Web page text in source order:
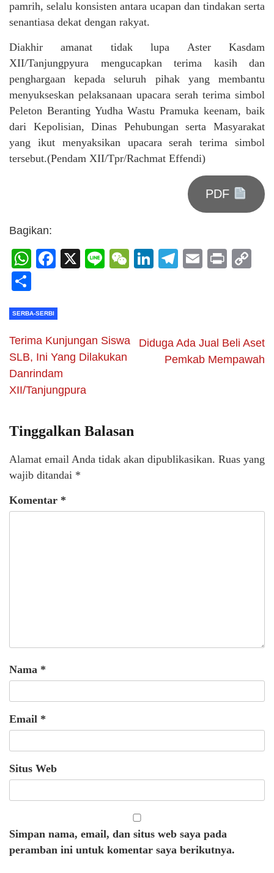
pamrih, selalu konsisten antara ucapan dan tindakan serta
senantiasa dekat dengan rakyat.
Diakhir amanat tidak lupa Aster Kasdam
XII/Tanjungpyura mengucapkan terima kasih dan
penghargaan kepada seluruh pihak yang membantu
menyukseskan pelaksanaan upacara serah terima simbol
Peleton Beranting Yudha Wastu Pramuka keenam, baik
dari Kepolisian, Dinas Pehubungan serta Masyarakat
yang ikut menyaksikan upacara serah terima simbol
tersebut.(Pendam XII/Tpr/Rachmat Effendi)
PDF
Bagikan:
WhatsApp
Facebook
X LineWeChat
LinkedIn
Telegram
Email
Print
SERBA-SERBI
Terima Kunjungan Siswa
SLB, Ini Yang Dilakukan
Danrindam
XII/Tanjungpura
Diduga Ada Jual Beli Aset
Pemkab Mempawah
Tinggalkan Balasan
Alamat email Anda tidak akan dipublikasikan. Ruas yang
wajib ditandai *
Komentar *
Nama *
Email *
Situs Web
Simpan nama, email, dan situs web saya pada
peramban ini untuk komentar saya berikutnya.